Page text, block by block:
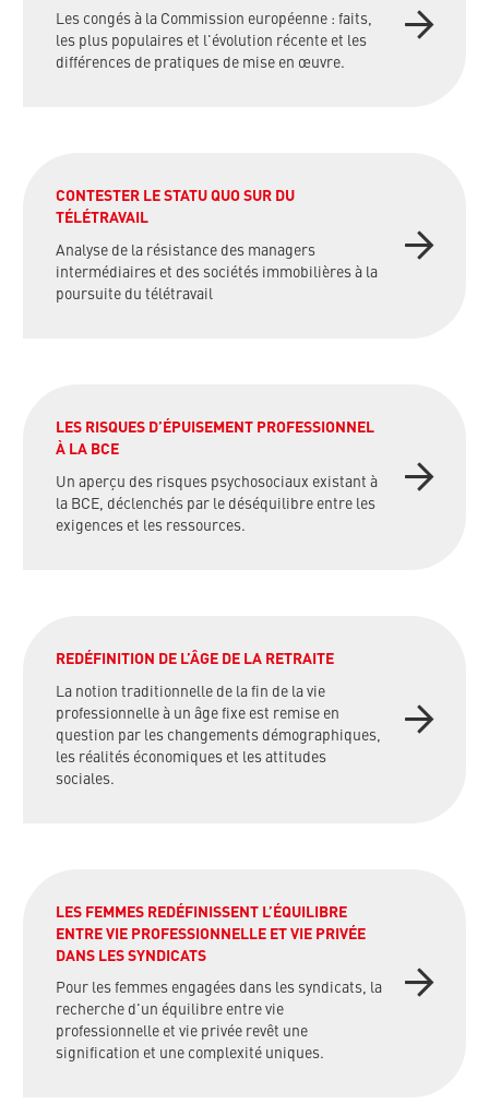
Les congés à la Commission européenne : faits,
les plus populaires et l'évolution récente et les
différences de pratiques de mise en œuvre.
CONTESTER LE STATU QUO SUR DU
TÉLÉTRAVAIL
Analyse de la résistance des managers
intermédiaires et des sociétés immobilières à la
poursuite du télétravail
LES RISQUES D’ÉPUISEMENT PROFESSIONNEL
À LA BCE
Un aperçu des risques psychosociaux existant à
la BCE, déclenchés par le déséquilibre entre les
exigences et les ressources.
REDÉFINITION DE L’ÂGE DE LA RETRAITE
La notion traditionnelle de la fin de la vie
professionnelle à un âge fixe est remise en
question par les changements démographiques,
les réalités économiques et les attitudes
sociales.
LES FEMMES REDÉFINISSENT L’ÉQUILIBRE
ENTRE VIE PROFESSIONNELLE ET VIE PRIVÉE
DANS LES SYNDICATS
Pour les femmes engagées dans les syndicats, la
recherche d'un équilibre entre vie
professionnelle et vie privée revêt une
signification et une complexité uniques.